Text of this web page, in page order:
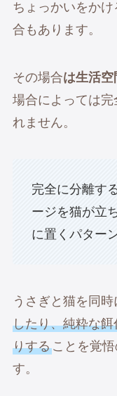
ちょっかいをか
合もあります。
その場合は生活空
場合によっては
れません。
完全に分離す
ージを猫が立
に置くパター
うさぎと猫を同時
したり、純粋な
りすることを覚
す。